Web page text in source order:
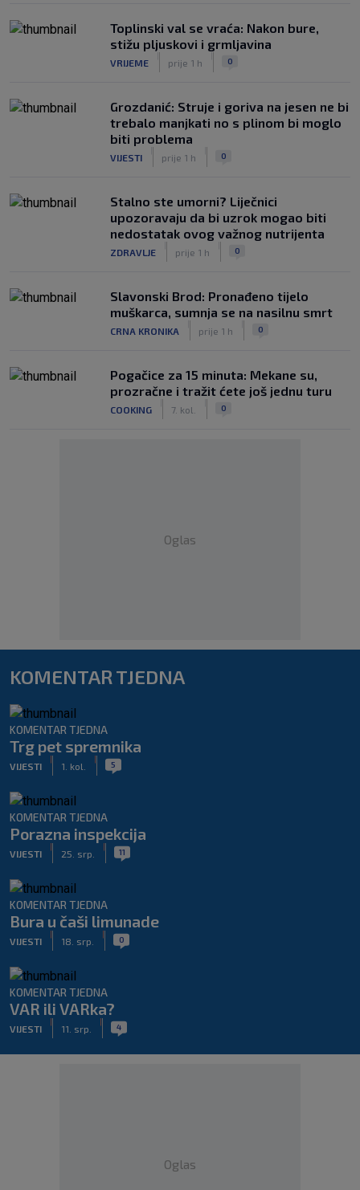
Toplinski val se vraća: Nakon bure,
stižu pljuskovi i grmljavina
VRIJEME prije 1 h 0
Grozdanić: Struje i goriva na jesen ne bi
trebalo manjkati no s plinom bi moglo
biti problema
VIJESTI prije 1 h 0
Stalno ste umorni? Liječnici
upozoravaju da bi uzrok mogao biti
nedostatak ovog važnog nutrijenta
ZDRAVLJE prije 1 h 0
Slavonski Brod: Pronađeno tijelo
muškarca, sumnja se na nasilnu smrt
CRNA KRONIKA prije 1 h 0
Pogačice za 15 minuta: Mekane su,
prozračne i tražit ćete još jednu turu
COOKING 7. kol. 0
Oglas
KOMENTAR TJEDNA
KOMENTAR TJEDNA
Trg pet spremnika
VIJESTI 1. kol. 5
KOMENTAR TJEDNA
Porazna inspekcija
VIJESTI 25. srp. 11
KOMENTAR TJEDNA
Bura u čaši limunade
VIJESTI 18. srp. 0
KOMENTAR TJEDNA
VAR ili VARka?
VIJESTI 11. srp. 4
Oglas